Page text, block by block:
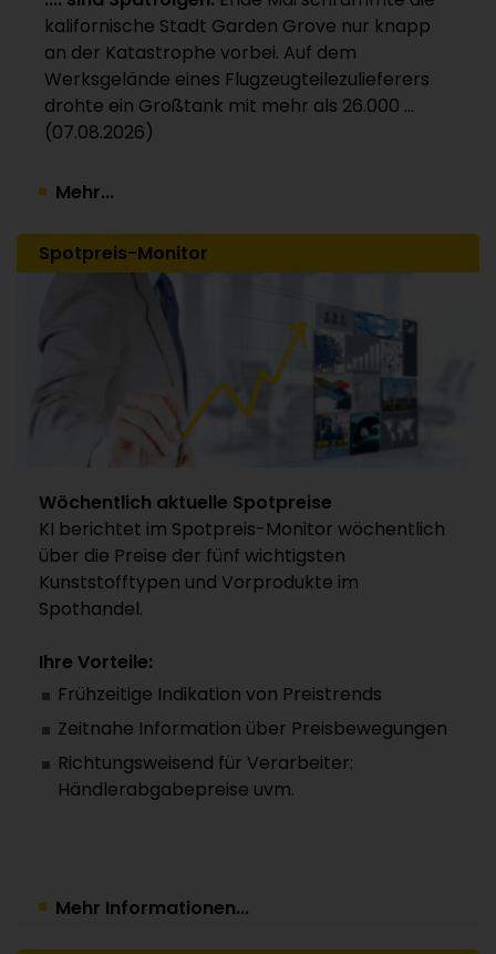
Kunststoffverpackungen an Investor Apax
Partners / 15 Werke betroffen
30.07.2026
kalifornische Stadt Garden Grove nur knapp
an der Katastrophe vorbei. Auf dem
Werksgelände eines Flugzeugteilezulieferers
drohte ein Großtank mit mehr als 26.000 ...
(07.08.2026)
Mehr...
Spotpreis-Monitor
Wöchentlich aktuelle Spotpreise
KI berichtet im Spotpreis-Monitor wöchentlich
über die Preise der fünf wichtigsten
Kunststofftypen und Vorprodukte im
Spothandel.
Ihre Vorteile:
Frühzeitige Indikation von Preistrends
Zeitnahe Information über Preisbewegungen
Richtungsweisend für Verarbeiter:
Händlerabgabepreise uvm.
Mehr Informationen...